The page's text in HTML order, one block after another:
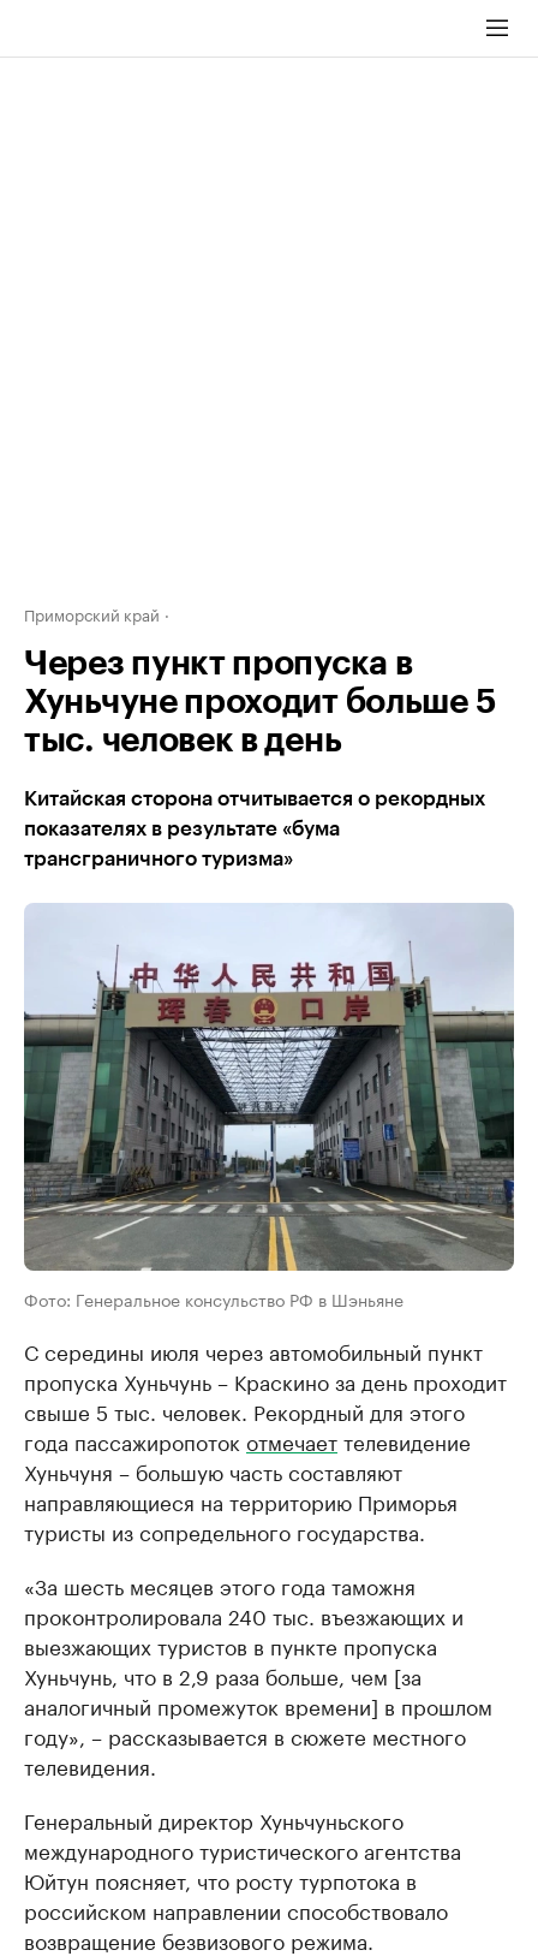
Приморский край
Через пункт пропуска в
Хуньчуне проходит больше 5
тыс. человек в день
Китайская сторона отчитывается о рекордных
показателях в результате «бума
трансграничного туризма»
Фото: Генеральное консульство РФ в Шэньяне
С середины июля через автомобильный пункт
пропуска Хуньчунь – Краскино за день проходит
свыше 5 тыс. человек. Рекордный для этого
года пассажиропоток отмечаеттелевидение
Хуньчуня – большую часть составляют
направляющиеся на территорию Приморья
туристы из сопредельного государства.
«За шесть месяцев этого года таможня
проконтролировала 240 тыс. въезжающих и
выезжающих туристов в пункте пропуска
Хуньчунь, что в 2,9 раза больше, чем [за
аналогичный промежуток времени] в прошлом
году», – рассказывается в сюжете местного
телевидения.
Генеральный директор Хуньчуньского
международного туристического агентства
Юйтун поясняет, что росту турпотока в
российском направлении способствовало
возвращение безвизового режима.